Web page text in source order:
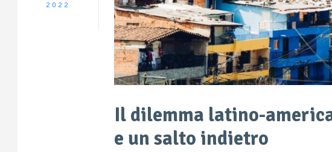
2022
Il dilemma latino-
e un salto indietro